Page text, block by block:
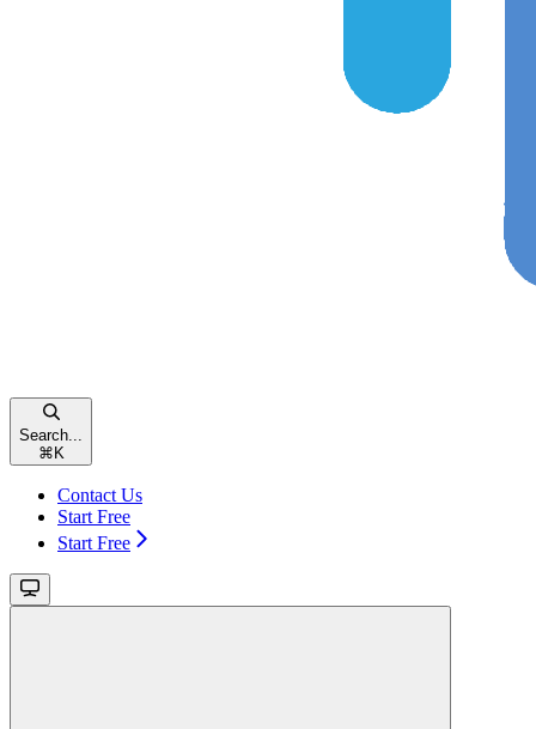
Search...
⌘ K
Contact Us
Start Free
Start Free